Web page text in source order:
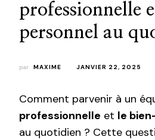
professionnelle
personnel au
par MAXIME JANVIER 22, 2025
Comment parvenir à un
professionnelle et le
au quotidien ? Cette